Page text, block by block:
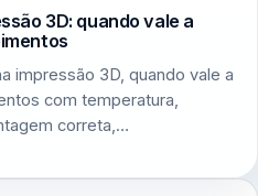
3D: quando vale a
impressão 3D, quando vale a
com temperatura,
correta,…